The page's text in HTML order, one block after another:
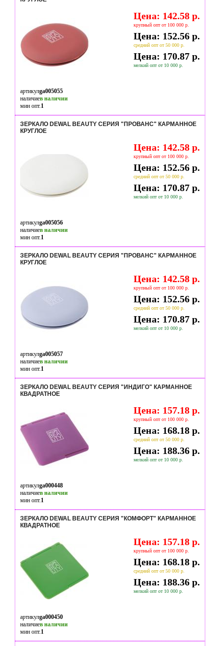
Цена: 142.58 р.
крупный опт от 100 000 р.
Цена: 152.56 р.
средний опт от 50 000 р.
Цена: 170.87 р.
мелкий опт от 10 000 р.
артикулga005055
наличиев наличии
мин опт.1
ЗЕРКАЛО DEWAL BEAUTY СЕРИЯ "ПРОВАНС" КАРМАННОЕ
КРУГЛОЕ
Цена: 142.58 р.
крупный опт от 100 000 р.
Цена: 152.56 р.
средний опт от 50 000 р.
Цена: 170.87 р.
мелкий опт от 10 000 р.
артикулga005056
наличиев наличии
мин опт.1
ЗЕРКАЛО DEWAL BEAUTY СЕРИЯ "ПРОВАНС" КАРМАННОЕ
КРУГЛОЕ
Цена: 142.58 р.
крупный опт от 100 000 р.
Цена: 152.56 р.
средний опт от 50 000 р.
Цена: 170.87 р.
мелкий опт от 10 000 р.
артикулga005057
наличиев наличии
мин опт.1
ЗЕРКАЛО DEWAL BEAUTY СЕРИЯ "ИНДИГО" КАРМАННОЕ
КВАДРАТНОЕ
Цена: 157.18 р.
крупный опт от 100 000 р.
Цена: 168.18 р.
средний опт от 50 000 р.
Цена: 188.36 р.
мелкий опт от 10 000 р.
артикулga000448
наличиев наличии
мин опт.1
ЗЕРКАЛО DEWAL BEAUTY СЕРИЯ "КОМФОРТ" КАРМАННОЕ
КВАДРАТНОЕ
Цена: 157.18 р.
крупный опт от 100 000 р.
Цена: 168.18 р.
средний опт от 50 000 р.
Цена: 188.36 р.
мелкий опт от 10 000 р.
артикулga000450
наличиев наличии
мин опт.1